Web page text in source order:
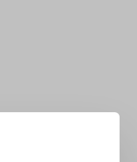
into the box: